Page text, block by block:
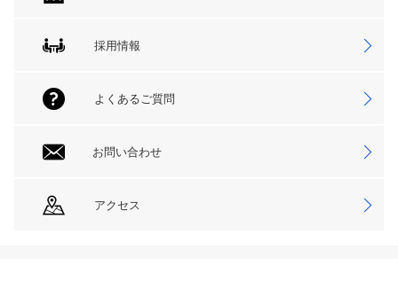
採用情報
よくあるご質問
お問い合わせ
アクセス